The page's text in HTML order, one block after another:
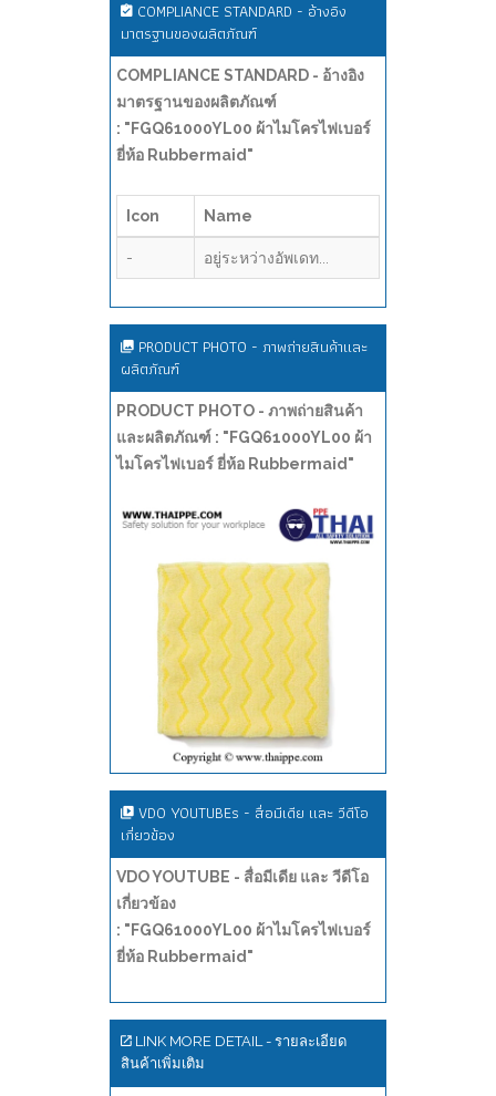
COMPLIANCE STANDARD - อ้างอิง
มาตรฐานของผลิตภัณฑ์
COMPLIANCE STANDARD - อ้างอิง
มาตรฐานของผลิตภัณฑ์
: "FGQ61000YL00 ผ้าไมโครไฟเบอร์
ยี่ห้อ Rubbermaid"
Icon Name
- อยู่ระหว่างอัพเดท...
PRODUCT PHOTO - ภาพถ่ายสินค้าและ
ผลิตภัณฑ์
PRODUCT PHOTO - ภาพถ่ายสินค้า
และผลิตภัณฑ์ : "FGQ61000YL00 ผ้า
ไมโครไฟเบอร์ ยี่ห้อ Rubbermaid"
VDO YOUTUBEs - สื่อมีเดีย และ วีดีโอ
เกี่ยวข้อง
VDO YOUTUBE - สื่อมีเดีย และ วีดีโอ
เกี่ยวข้อง
: "FGQ61000YL00 ผ้าไมโครไฟเบอร์
ยี่ห้อ Rubbermaid"
LINK MORE DETAIL - รายละเอียด
สินค้าเพิ่มเติม